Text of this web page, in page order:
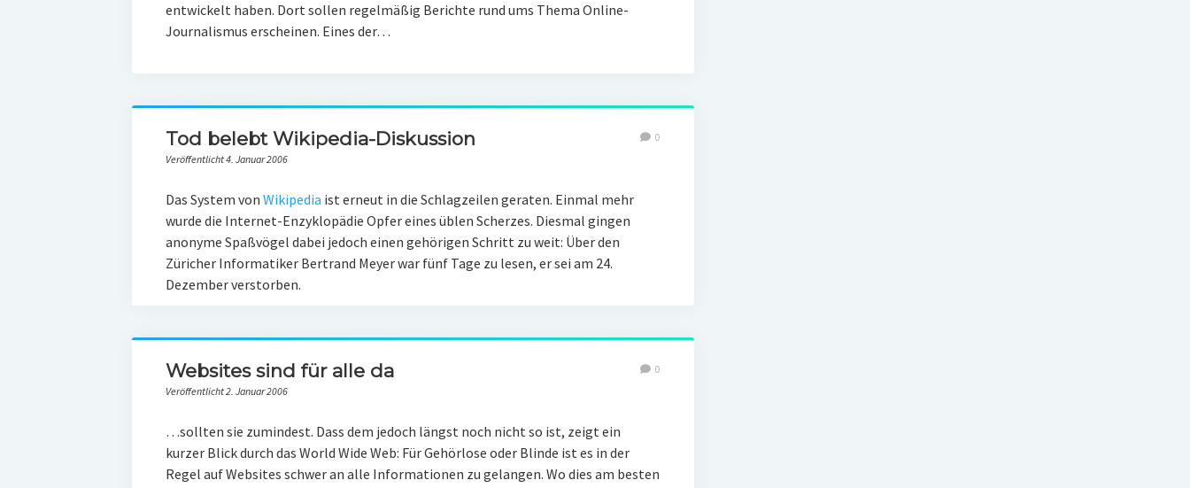
entwickelt haben. Dort sollen regelmäßig Berichte rund ums Thema Online-
Journalismus erscheinen. Eines der…
Tod belebt Wikipedia-Diskussion
Veröffentlicht 4. Januar 2006
0
Das System von Wikipedia ist erneut in die Schlagzeilen geraten. Einmal mehr
wurde die Internet-Enzyklopädie Opfer eines üblen Scherzes. Diesmal gingen
anonyme Spaßvögel dabei jedoch einen gehörigen Schritt zu weit: Über den
Züricher Informatiker Bertrand Meyer war fünf Tage zu lesen, er sei am 24.
Dezember verstorben.
Websites sind für alle da
Veröffentlicht 2. Januar 2006
0
…sollten sie zumindest. Dass dem jedoch längst noch nicht so ist, zeigt ein
kurzer Blick durch das World Wide Web: Für Gehörlose oder Blinde ist es in der
Regel auf Websites schwer an alle Informationen zu gelangen. Wo dies am besten